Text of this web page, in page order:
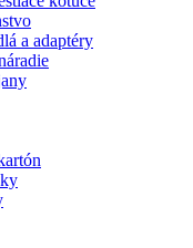
a adaptéry